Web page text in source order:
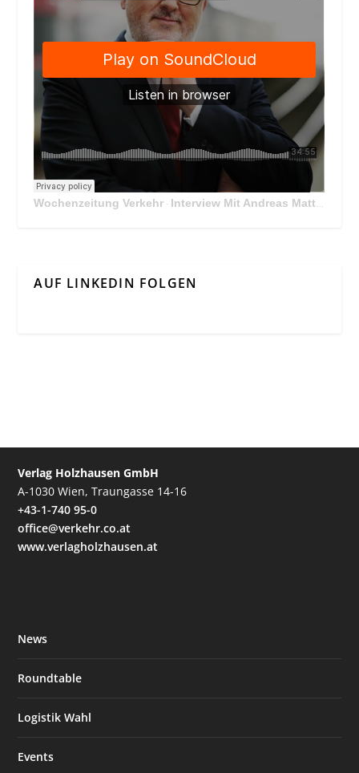
Wochenzeitung Verkehr · Interview Mit Andreas Matthä, CEO der ÖBB Holding
AUF LINKEDIN FOLGEN
Verlag Holzhausen GmbH
A-1030 Wien, Traungasse 14-16
+43-1-740 95-0
office@verkehr.co.at
www.verlagholzhausen.at
News
Roundtable
Logistik Wahl
Events